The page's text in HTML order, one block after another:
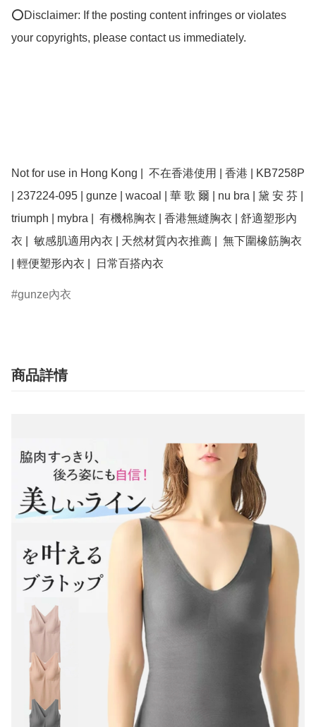
⭕Disclaimer: If the posting content infringes or violates
your copyrights, please contact us immediately.
Not for use in Hong Kong |  不在香港使用 | 香港 | ﻿KB7258P
| 237224-095 | gunze | wacoal | 華 歌 爾 | nu bra | 黛 安 芬 |
triumph | mybra |  有機棉胸衣 | 香港無縫胸衣 | 舒適塑形內
衣 |  敏感肌適用內衣 | 天然材質內衣推薦 |  無下圍橡筋胸衣
| 輕便塑形內衣 |  日常百搭內衣
gunze內衣
商品詳情